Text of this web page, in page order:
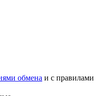
обмена и с правилами